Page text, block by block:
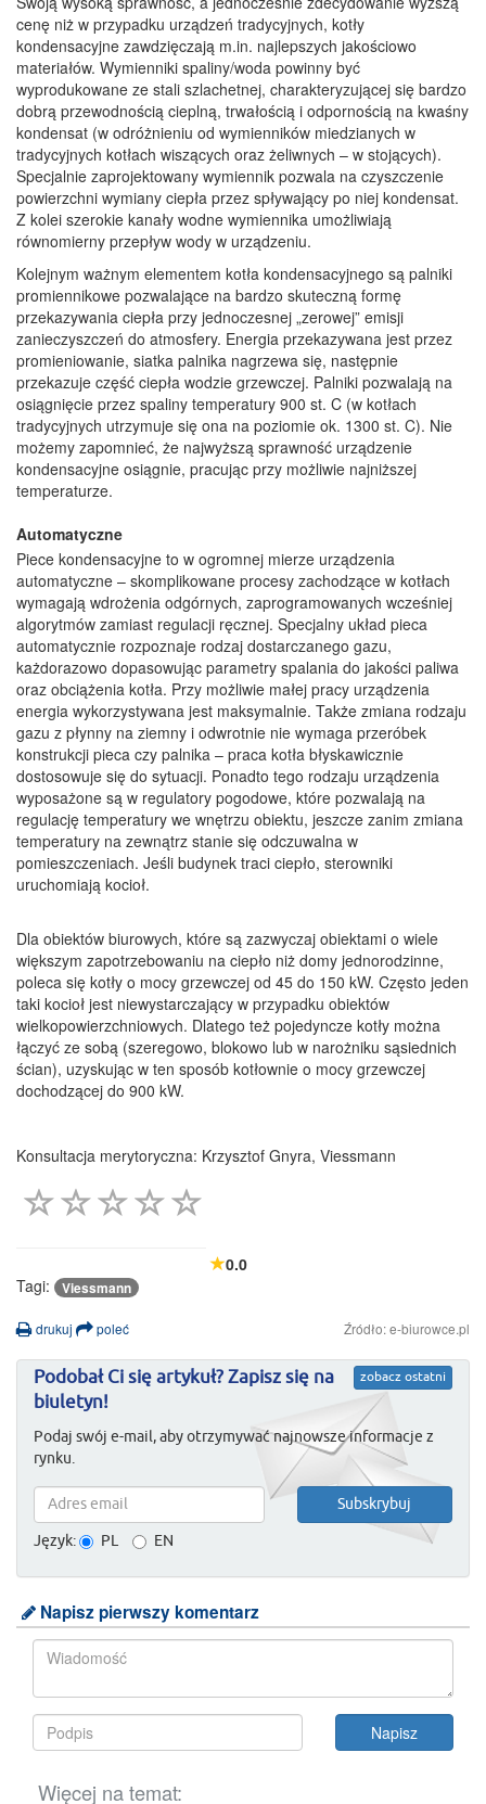
cenę niż w przypadku urządzeń tradycyjnych, kotły
kondensacyjne zawdzięczają m.in. najlepszych jakościowo
materiałów. Wymienniki spaliny/woda powinny być
wyprodukowane ze stali szlachetnej, charakteryzującej się bardzo
dobrą przewodnością cieplną, trwałością i odpornością na kwaśny
kondensat (w odróżnieniu od wymienników miedzianych w
tradycyjnych kotłach wiszących oraz żeliwnych – w stojących).
Specjalnie zaprojektowany wymiennik pozwala na czyszczenie
powierzchni wymiany ciepła przez spływający po niej kondensat.
Z kolei szerokie kanały wodne wymiennika umożliwiają
równomierny przepływ wody w urządzeniu.
Kolejnym ważnym elementem kotła kondensacyjnego są palniki
promiennikowe pozwalające na bardzo skuteczną formę
przekazywania ciepła przy jednoczesnej „zerowej” emisji
zanieczyszczeń do atmosfery. Energia przekazywana jest przez
promieniowanie, siatka palnika nagrzewa się, następnie
przekazuje część ciepła wodzie grzewczej. Palniki pozwalają na
osiągnięcie przez spaliny temperatury 900 st. C (w kotłach
tradycyjnych utrzymuje się ona na poziomie ok. 1300 st. C). Nie
możemy zapomnieć, że najwyższą sprawność urządzenie
kondensacyjne osiągnie, pracując przy możliwie najniższej
temperaturze.
Automatyczne
Piece kondensacyjne to w ogromnej mierze urządzenia
automatyczne – skomplikowane procesy zachodzące w kotłach
wymagają wdrożenia odgórnych, zaprogramowanych wcześniej
algorytmów zamiast regulacji ręcznej. Specjalny układ pieca
automatycznie rozpoznaje rodzaj dostarczanego gazu,
każdorazowo dopasowując parametry spalania do jakości paliwa
oraz obciążenia kotła. Przy możliwie małej pracy urządzenia
energia wykorzystywana jest maksymalnie. Także zmiana rodzaju
gazu z płynny na ziemny i odwrotnie nie wymaga przeróbek
konstrukcji pieca czy palnika – praca kotła błyskawicznie
dostosowuje się do sytuacji. Ponadto tego rodzaju urządzenia
wyposażone są w regulatory pogodowe, które pozwalają na
regulację temperatury we wnętrzu obiektu, jeszcze zanim zmiana
temperatury na zewnątrz stanie się odczuwalna w
pomieszczeniach. Jeśli budynek traci ciepło, sterowniki
uruchomiają kocioł.
Dla obiektów biurowych, które są zazwyczaj obiektami o wiele
większym zapotrzebowaniu na ciepło niż domy jednorodzinne,
poleca się kotły o mocy grzewczej od 45 do 150 kW. Często jeden
taki kocioł jest niewystarczający w przypadku obiektów
wielkopowierzchniowych. Dlatego też pojedyncze kotły można
łączyć ze sobą (szeregowo, blokowo lub w narożniku sąsiednich
ścian), uzyskując w ten sposób kotłownie o mocy grzewczej
dochodzącej do 900 kW.
Konsultacja merytoryczna: Krzysztof Gnyra, Viessmann
0.0
Tagi:
Viessmann
drukuj poleć Źródło: e-biurowce.pl
zobacz ostatni
Podobał Ci się artykuł? Zapisz się na
biuletyn!
Podaj swój e-mail, aby otrzymywać najnowsze informacje z
rynku.
Język: PL EN
Napisz pierwszy komentarz
Więcej na temat: